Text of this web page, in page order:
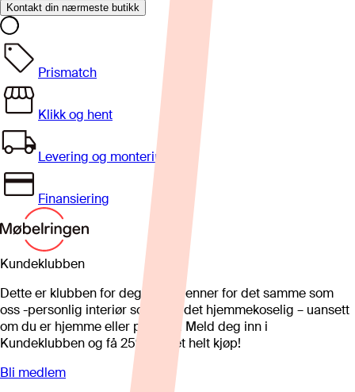
Kontakt din nærmeste butikk
Prismatch
Klikk og hent
Levering og montering
Finansiering
Kundeklubben
Dette er klubben for deg som brenner for det samme som
oss -personlig interiør som gjør det hjemmekoselig – uansett
om du er hjemme eller på hytta. Meld deg inn i
Kundeklubben og få 25%* på et helt kjøp!
Bli medlem